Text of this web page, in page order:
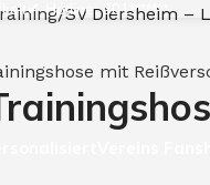
✔ Hotline: 301*******
SV Diersheim –